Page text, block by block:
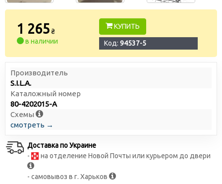
1 265₴
в наличии
КУПИТЬ
Код: 94537-5
Производитель
S.I.L.A.
Каталожный номер
80-4202015-А
Схемы
смотреть →
Доставка по Украине
-
на отделение Новой Почты или курьером до двери
- самовывоз в г. Харьков